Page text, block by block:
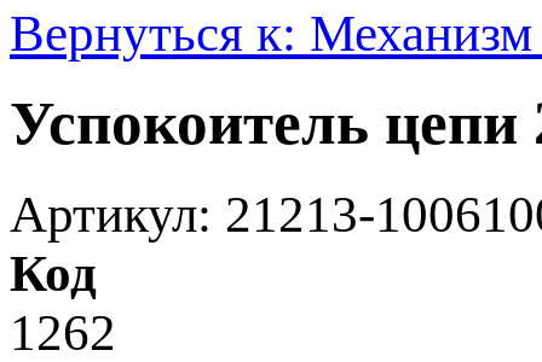
Вернуться к: Механизм
Успокоитель
Артикул: 21213-
Код
1262